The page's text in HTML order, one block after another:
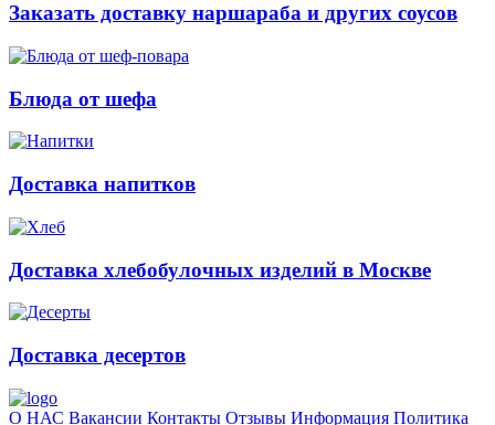
Заказать доставку наршараба и других соусов
Блюда от шефа
Доставка напитков
Доставка хлебобулочных изделий в Москве
Доставка десертов
О НАС Вакансии Контакты Отзывы Информация Политика